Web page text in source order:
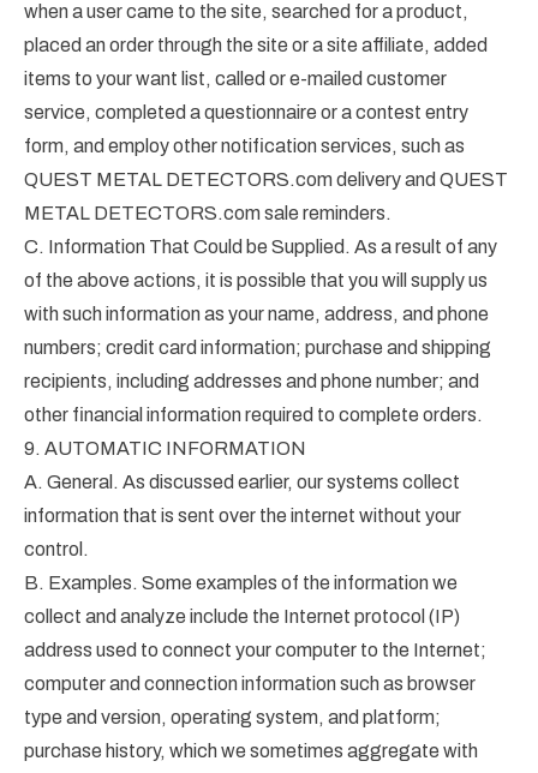
when a user came to the site, searched for a product,
placed an order through the site or a site affiliate, added
items to your want list, called or e-mailed customer
service, completed a questionnaire or a contest entry
form, and employ other notification services, such as
QUEST METAL DETECTORS.com delivery and QUEST
METAL DETECTORS.com sale reminders.
C. Information That Could be Supplied. As a result of any
of the above actions, it is possible that you will supply us
with such information as your name, address, and phone
numbers; credit card information; purchase and shipping
recipients, including addresses and phone number; and
other financial information required to complete orders.
9. AUTOMATIC INFORMATION
A. General. As discussed earlier, our systems collect
information that is sent over the internet without your
control.
B. Examples. Some examples of the information we
collect and analyze include the Internet protocol (IP)
address used to connect your computer to the Internet;
computer and connection information such as browser
type and version, operating system, and platform;
purchase history, which we sometimes aggregate with